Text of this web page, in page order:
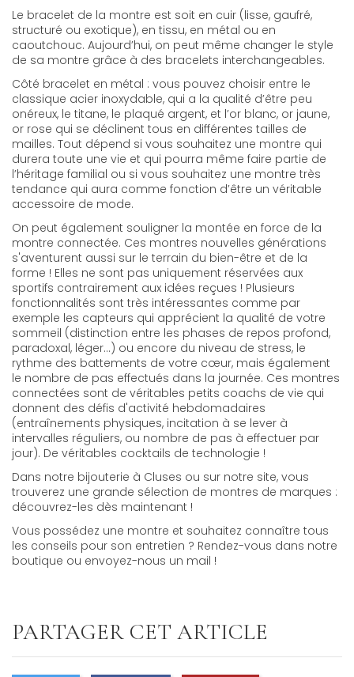
Le bracelet de la montre est soit en cuir (lisse, gaufré,
structuré ou exotique), en tissu, en métal ou en
caoutchouc. Aujourd’hui, on peut même changer le style
de sa montre grâce à des bracelets interchangeables.
Côté bracelet en métal : vous pouvez choisir entre le
classique acier inoxydable, qui a la qualité d’être peu
onéreux, le titane, le plaqué argent, et l’or blanc, or jaune,
or rose qui se déclinent tous en différentes tailles de
mailles. Tout dépend si vous souhaitez une montre qui
durera toute une vie et qui pourra même faire partie de
l’héritage familial ou si vous souhaitez une montre très
tendance qui aura comme fonction d’être un véritable
accessoire de mode.
On peut également souligner la montée en force de la
montre connectée. Ces montres nouvelles générations
s'aventurent aussi sur le terrain du bien-être et de la
forme ! Elles ne sont pas uniquement réservées aux
sportifs contrairement aux idées reçues ! Plusieurs
fonctionnalités sont très intéressantes comme par
exemple les capteurs qui apprécient la qualité de votre
sommeil (distinction entre les phases de repos profond,
paradoxal, léger...) ou encore du niveau de stress, le
rythme des battements de votre cœur, mais également
le nombre de pas effectués dans la journée. Ces montres
connectées sont de véritables petits coachs de vie qui
donnent des défis d'activité hebdomadaires
(entraînements physiques, incitation à se lever à
intervalles réguliers, ou nombre de pas à effectuer par
jour). De véritables cocktails de technologie !
Dans notre bijouterie à Cluses ou sur notre site, vous
trouverez une grande sélection de montres de marques :
découvrez-les dès maintenant !
Vous possédez une montre et souhaitez connaître tous
les conseils pour son entretien ? Rendez-vous dans notre
boutique ou envoyez-nous un mail !
PARTAGER CET ARTICLE